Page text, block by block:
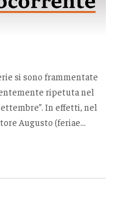
si sono frammentate
ripetuta nel
In effetti, nel
Augusto (feriae...